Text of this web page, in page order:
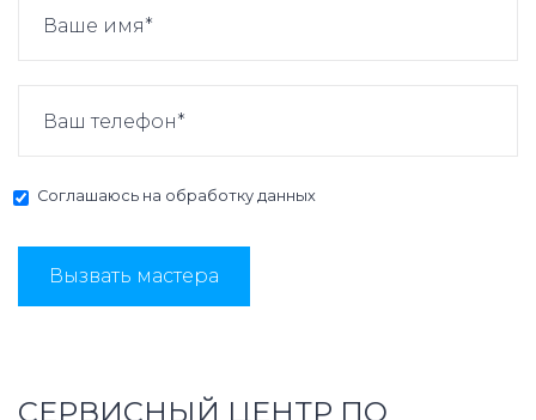
Соглашаюсь на обработку данных
Вызвать мастера
СЕРВИСНЫЙ ЦЕНТР ПО